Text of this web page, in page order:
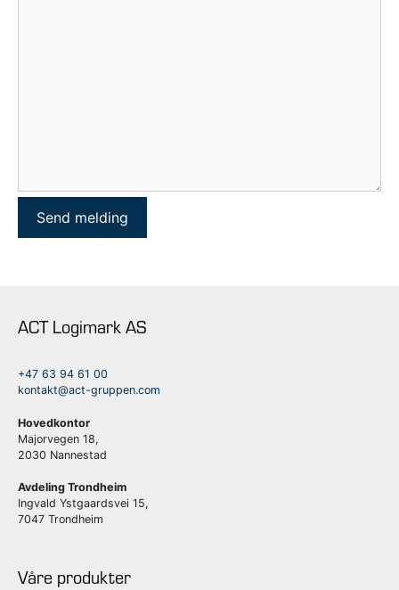
ACT Logimark AS
+47 63 94 61 00
kontakt@act-gruppen.com
Hovedkontor
Majorvegen 18,
2030 Nannestad
Avdeling Trondheim
Ingvald Ystgaardsvei 15,
7047 Trondheim
Våre produkter